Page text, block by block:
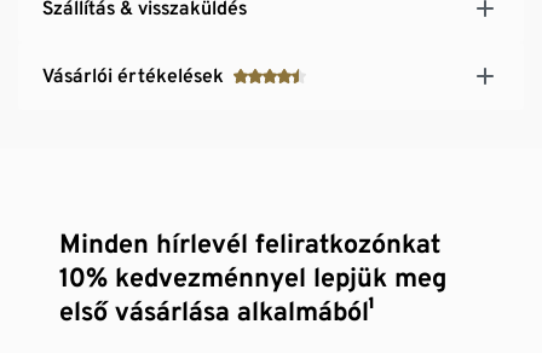
Szállítás & visszaküldés
Vásárlói értékelések
Minden hírlevél feliratkozónkat
10% kedvezménnyel lepjük meg
első vásárlása alkalmából¹